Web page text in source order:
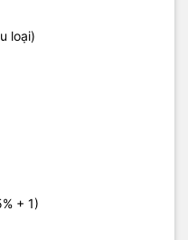
loại)
+ 1)